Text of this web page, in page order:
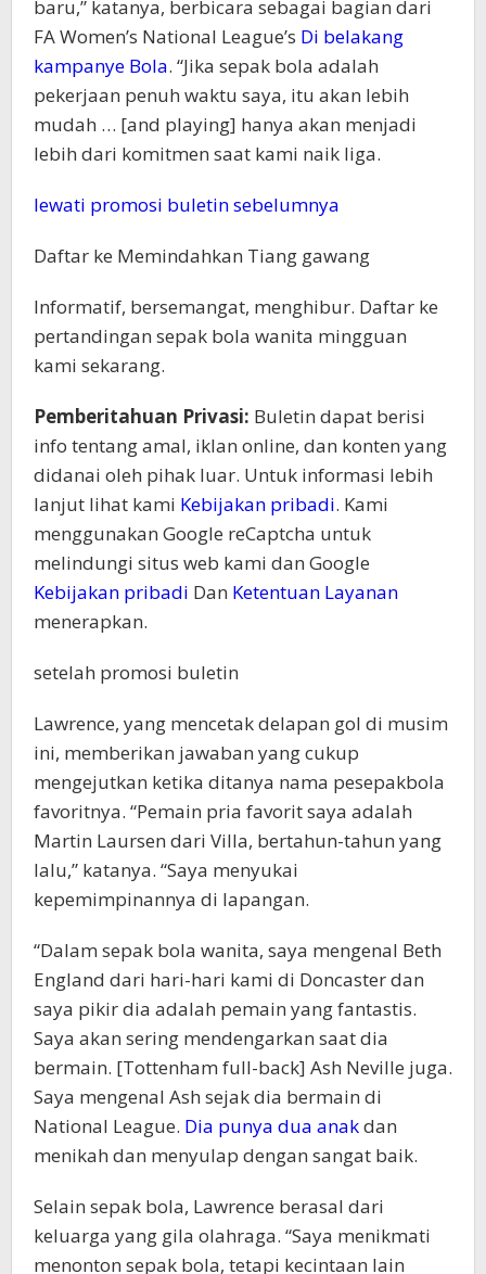
baru,” katanya, berbicara sebagai bagian dari
FA Women’s National League’s Di belakang
kampanye Bola. “Jika sepak bola adalah
pekerjaan penuh waktu saya, itu akan lebih
mudah … [and playing] hanya akan menjadi
lebih dari komitmen saat kami naik liga.
lewati promosi buletin sebelumnya
Daftar ke Memindahkan Tiang gawang
Informatif, bersemangat, menghibur. Daftar ke
pertandingan sepak bola wanita mingguan
kami sekarang.
Pemberitahuan Privasi: Buletin dapat berisi
info tentang amal, iklan online, dan konten yang
didanai oleh pihak luar. Untuk informasi lebih
lanjut lihat kami Kebijakan pribadi. Kami
menggunakan Google reCaptcha untuk
melindungi situs web kami dan Google
Kebijakan pribadi Dan Ketentuan Layanan
menerapkan.
setelah promosi buletin
Lawrence, yang mencetak delapan gol di musim
ini, memberikan jawaban yang cukup
mengejutkan ketika ditanya nama pesepakbola
favoritnya. “Pemain pria favorit saya adalah
Martin Laursen dari Villa, bertahun-tahun yang
lalu,” katanya. “Saya menyukai
kepemimpinannya di lapangan.
“Dalam sepak bola wanita, saya mengenal Beth
England dari hari-hari kami di Doncaster dan
saya pikir dia adalah pemain yang fantastis.
Saya akan sering mendengarkan saat dia
bermain. [Tottenham full-back] Ash Neville juga.
Saya mengenal Ash sejak dia bermain di
National League. Dia punya dua anakdan
menikah dan menyulap dengan sangat baik.
Selain sepak bola, Lawrence berasal dari
keluarga yang gila olahraga. “Saya menikmati
menonton sepak bola, tetapi kecintaan lain